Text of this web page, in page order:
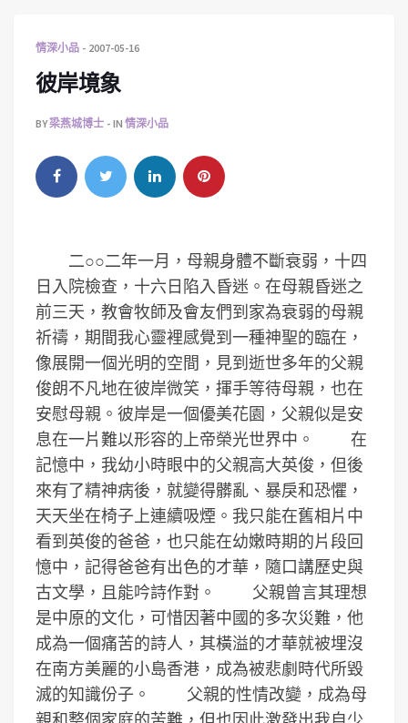
情深小品 2007-05-16
彼岸境象
BY梁燕城博士 IN 情深小品
二○○二年一月，母親身體不斷衰弱，十四
日入院檢查，十六日陷入昏迷。在母親昏迷之
前三天，教會牧師及會友們到家為衰弱的母親
祈禱，期間我心靈裡感覺到一種神聖的臨在，
像展開一個光明的空間，見到逝世多年的父親
俊朗不凡地在彼岸微笑，揮手等待母親，也在
安慰母親。彼岸是一個優美花園，父親似是安
息在一片難以形容的上帝榮光世界中。 在
記憶中，我幼小時眼中的父親高大英俊，但後
來有了精神病後，就變得髒亂、暴戾和恐懼，
天天坐在椅子上連續吸煙。我只能在舊相片中
看到英俊的爸爸，也只能在幼嫩時期的片段回
憶中，記得爸爸有出色的才華，隨口講歷史與
古文學，且能吟詩作對。 父親曾言其理想
是中原的文化，可惜因著中國的多次災難，他
成為一個痛苦的詩人，其橫溢的才華就被埋沒
在南方美麗的小島香港，成為被悲劇時代所毀
滅的知識份子。 父親的性情改變，成為母